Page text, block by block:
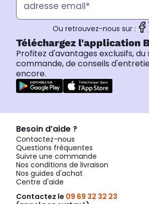
Ou retrouvez-nous sur :
Téléchargez l'application
Profitez d'avantages exclusifs, du
commande, de conseils
encore.
Besoin d’aide ?
Contactez-nous
Questions fréquentes
Suivre une commande
Nos conditions de livraison
Nos guides d'achat
Centre d'aide
Contactez le 09 69 32 32 23